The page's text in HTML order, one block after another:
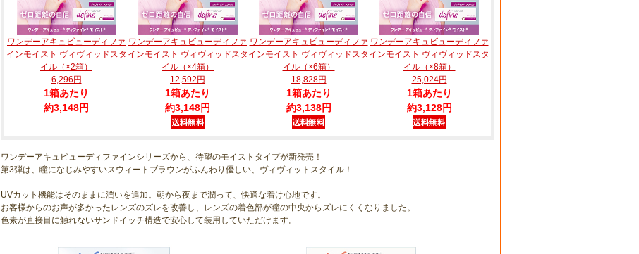
ワンデーアキュビューディファ
インモイスト ヴィヴィッドスタ
イル（×2箱）
6,296円
1箱あたり
約3,148円
ワンデーアキュビューディファ
インモイスト ヴィヴィッドスタ
イル（×4箱）
12,592円
1箱あたり
約3,148円
ワンデーアキュビューディファ
インモイスト ヴィヴィッドスタ
イル（×6箱）
18,828円
1箱あたり
約3,138円
ワンデーアキュビューディファ
インモイスト ヴィヴィッドスタ
イル（×8箱）
25,024円
1箱あたり
約3,128円
ワンデーアキュビューディファインシリーズから、待望のモイストタイプが新発売！
第3弾は、瞳になじみやすいスウィートブラウンがふんわり優しい、ヴィヴィットスタイル！
UVカット機能はそのままに潤いを追加。朝から夜まで潤って、快適な着け心地です。
お客様からのお声が多かったレンズのズレを改善し、レンズの着色部が瞳の中央からズレにくくなりました。
色素が直接目に触れないサンドイッチ構造で安心して装用していただけます。